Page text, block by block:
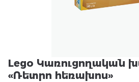
Lego Կառուցողական
«Ռետրո հեռախոս»